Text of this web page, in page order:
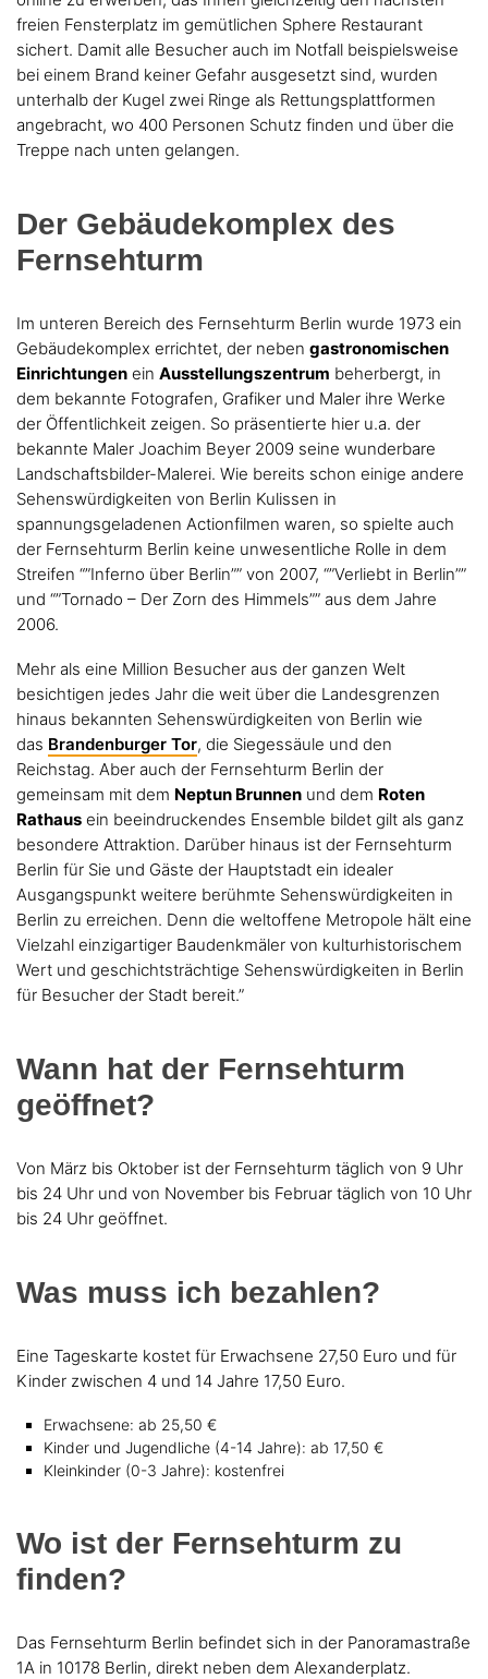
freien Fensterplatz im gemütlichen Sphere Restaurant
sichert. Damit alle Besucher auch im Notfall beispielsweise
bei einem Brand keiner Gefahr ausgesetzt sind, wurden
unterhalb der Kugel zwei Ringe als Rettungsplattformen
angebracht, wo 400 Personen Schutz finden und über die
Treppe nach unten gelangen.
Der Gebäudekomplex des
Fernsehturm
Im unteren Bereich des Fernsehturm Berlin wurde 1973 ein
Gebäudekomplex errichtet, der neben gastronomischen
Einrichtungen ein Ausstellungszentrum beherbergt, in
dem bekannte Fotografen, Grafiker und Maler ihre Werke
der Öffentlichkeit zeigen. So präsentierte hier u.a. der
bekannte Maler Joachim Beyer 2009 seine wunderbare
Landschaftsbilder-Malerei. Wie bereits schon einige andere
Sehenswürdigkeiten von Berlin Kulissen in
spannungsgeladenen Actionfilmen waren, so spielte auch
der Fernsehturm Berlin keine unwesentliche Rolle in dem
Streifen “”Inferno über Berlin”” von 2007, “”Verliebt in Berlin””
und “”Tornado – Der Zorn des Himmels”” aus dem Jahre
2006.
Mehr als eine Million Besucher aus der ganzen Welt
besichtigen jedes Jahr die weit über die Landesgrenzen
hinaus bekannten Sehenswürdigkeiten von Berlin wie
das Brandenburger Tor, die Siegessäule und den
Reichstag. Aber auch der Fernsehturm Berlin der
gemeinsam mit dem Neptun Brunnen und dem Roten
Rathaus ein beeindruckendes Ensemble bildet gilt als ganz
besondere Attraktion. Darüber hinaus ist der Fernsehturm
Berlin für Sie und Gäste der Hauptstadt ein idealer
Ausgangspunkt weitere berühmte Sehenswürdigkeiten in
Berlin zu erreichen. Denn die weltoffene Metropole hält eine
Vielzahl einzigartiger Baudenkmäler von kulturhistorischem
Wert und geschichtsträchtige Sehenswürdigkeiten in Berlin
für Besucher der Stadt bereit.”
Wann hat der Fernsehturm
geöffnet?
Von März bis Oktober ist der Fernsehturm täglich von 9 Uhr
bis 24 Uhr und von November bis Februar täglich von 10 Uhr
bis 24 Uhr geöffnet.
Was muss ich bezahlen?
Eine Tageskarte kostet für Erwachsene 27,50 Euro und für
Kinder zwischen 4 und 14 Jahre 17,50 Euro.
Erwachsene: ab 25,50 €
Kinder und Jugendliche (4-14 Jahre): ab 17,50 €
Kleinkinder (0-3 Jahre): kostenfrei
Wo ist der Fernsehturm zu
finden?
Das Fernsehturm Berlin befindet sich in der Panoramastraße
1A in 10178 Berlin, direkt neben dem Alexanderplatz.